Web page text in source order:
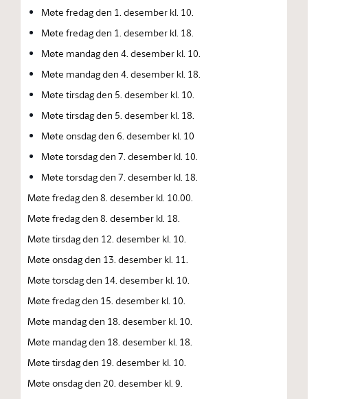
Møte fredag den 1. desember kl. 10.
Møte fredag den 1. desember kl. 18.
Møte mandag den 4. desember kl. 10.
Møte mandag den 4. desember kl. 18.
Møte tirsdag den 5. desember kl. 10.
Møte tirsdag den 5. desember kl. 18.
Møte onsdag den 6. desember kl. 10
Møte torsdag den 7. desember kl. 10.
Møte torsdag den 7. desember kl. 18.
Møte fredag den 8. desember kl. 10.00.
Møte fredag den 8. desember kl. 18.
Møte tirsdag den 12. desember kl. 10.
Møte onsdag den 13. desember kl. 11.
Møte torsdag den 14. desember kl. 10.
Møte fredag den 15. desember kl. 10.
Møte mandag den 18. desember kl. 10.
Møte mandag den 18. desember kl. 18.
Møte tirsdag den 19. desember kl. 10.
Møte onsdag den 20. desember kl. 9.